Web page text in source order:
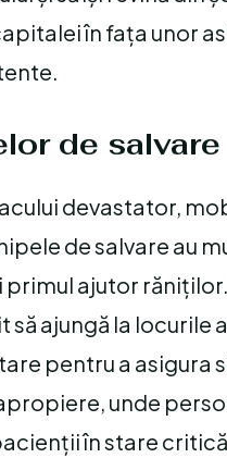
în fața unor
de salvare
devastator,
de salvare au
ajutor
să ajungă la locurile
pentru a asigura
unde
în stare